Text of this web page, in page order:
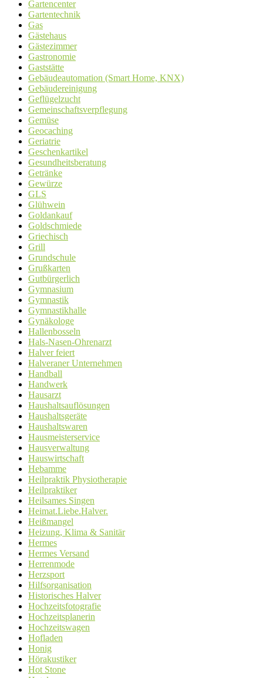
Gartencenter
Gartentechnik
Gas
Gästehaus
Gästezimmer
Gastronomie
Gaststätte
Gebäudeautomation (Smart Home, KNX)
Gebäudereinigung
Geflügelzucht
Gemeinschaftsverpflegung
Gemüse
Geocaching
Geriatrie
Geschenkartikel
Gesundheitsberatung
Getränke
Gewürze
GLS
Glühwein
Goldankauf
Goldschmiede
Griechisch
Grill
Grundschule
Grußkarten
Gutbürgerlich
Gymnasium
Gymnastik
Gymnastikhalle
Gynäkologe
Hallenbosseln
Hals-Nasen-Ohrenarzt
Halver feiert
Halveraner Unternehmen
Handball
Handwerk
Hausarzt
Haushaltsauflösungen
Haushaltsgeräte
Haushaltswaren
Hausmeisterservice
Hausverwaltung
Hauswirtschaft
Hebamme
Heilpraktik Physiotherapie
Heilpraktiker
Heilsames Singen
Heimat.Liebe.Halver.
Heißmangel
Heizung, Klima & Sanitär
Hermes
Hermes Versand
Herrenmode
Herzsport
Hilfsorganisation
Historisches Halver
Hochzeitsfotografie
Hochzeitsplanerin
Hochzeitswagen
Hofladen
Honig
Hörakustiker
Hot Stone